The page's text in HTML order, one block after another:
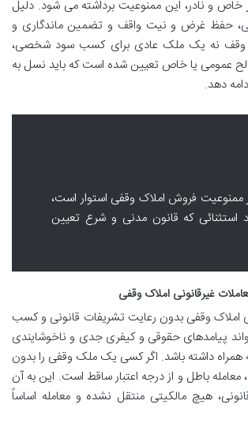
خاص و نادر، این ممنوعیت برداشته می شود. دلیل
حفظ غرض و نیت واقف و تضمین ماندگاری و
وقف نه یک ملک عادی برای کسب سود شخصی،
عمومی یا خاص تعیین شده است که باید نسل به
دهد.
ممنوعیت فروش املاک وقفی استوار است،
استثنائی که قانون مدنی و شرع تعیین
غیرقانونی املاک وقفی
املاک وقفی بدون رعایت تشریفات قانونی و کسب
پیامدهای حقوقی و کیفری جدی و ناخوشایندی
همراه داشته باشد. اگر کسی یک ملک وقفی را بدون
معامله باطل و از درجه اعتبار ساقط است. این به آن
هیچ مالکیتی منتقل نشده و معامله اساساً